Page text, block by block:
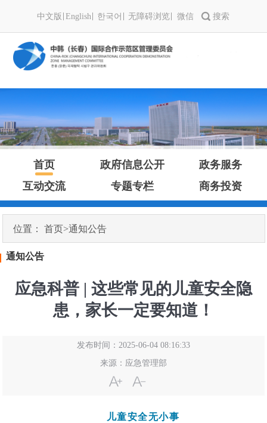
中文版 English 한국어 无障碍浏览 微信
首页 政府信息公开
政务服务
互动交流
专题专栏 商务投资
位置：首页>通知公告
通知公告
应急科普 | 这些常见的儿童安全隐
患，家长一定要知道！
发布时间：2025-06-04 08:16:33
来源： 应急管理部
儿童安全无小事